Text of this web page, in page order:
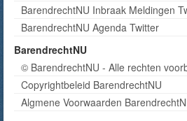
BarendrechtNU Inbraak Meldingen
BarendrechtNU Agenda Twitter
BarendrechtNU
© BarendrechtNU - Alle rechten
Copyrightbeleid BarendrechtNU
Algmene Voorwaarden